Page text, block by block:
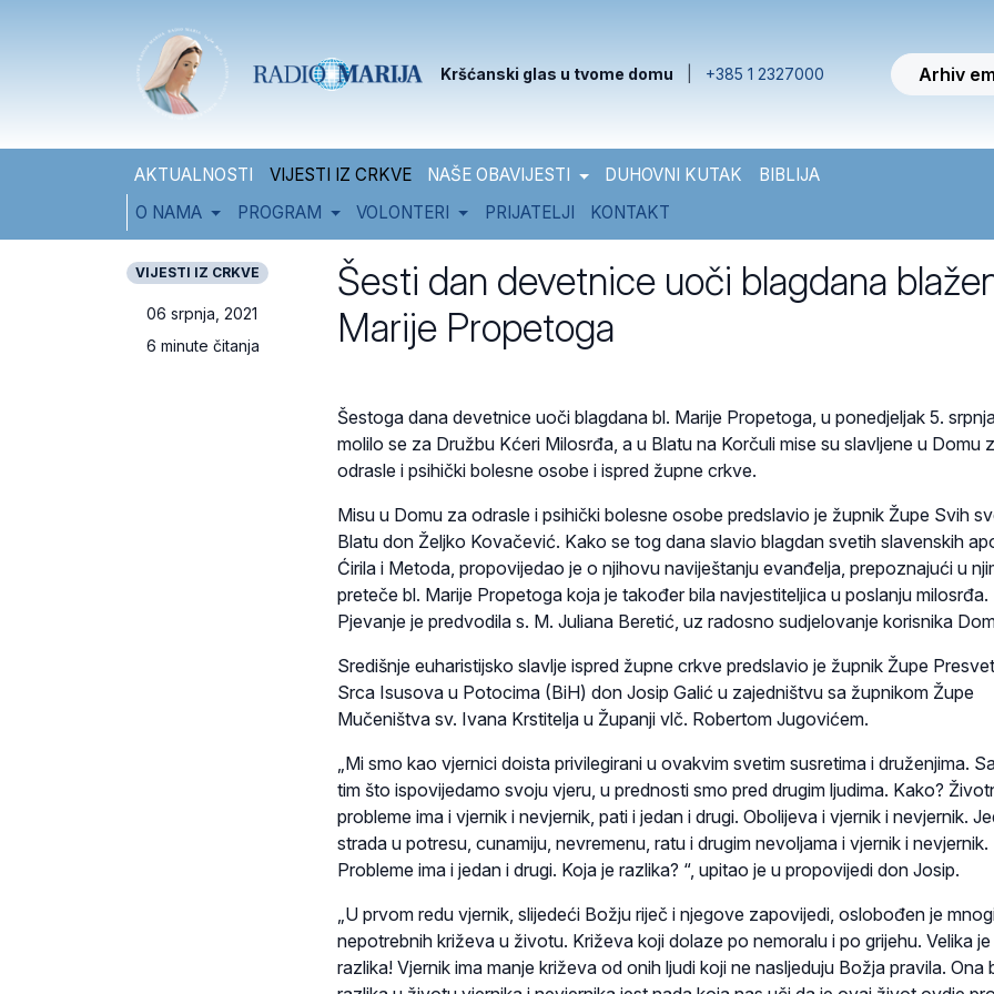
Kršćanski glas u tvome domu +385 1 2327000 Arhiv
AKTUALNOSTI VIJESTI IZ CRKVE NAŠE OBAVIJESTI DUHOVNI KUTAK
BIBLIJA
O NAMA
PROGRAM VOLONTERI PRIJATELJI KONTAKT
VIJESTI IZ CRKVE
06 srpnja, 2021
6 minute čitanja
Šesti dan devetnice uoči blagdana
Marije Propetoga
Šestoga dana devetnice uoči blagdana bl. Marije Propetoga, u ponedjeljak 5.
molilo se za Družbu Kćeri Milosrđa, a u Blatu na Korčuli mise su slavljene u Domu
odrasle i psihički bolesne osobe i ispred župne crkve.
Misu u Domu za odrasle i psihički bolesne osobe predslavio je župnik Župe Svih
Blatu don Željko Kovačević. Kako se tog dana slavio blagdan svetih slavenskih
Ćirila i Metoda, propovijedao je o njihovu naviještanju evanđelja, prepoznajući u
preteče bl. Marije Propetoga koja je također bila navjestiteljica u poslanju milosrđa.
Pjevanje je predvodila s. M. Juliana Beretić, uz radosno sudjelovanje korisnika
Središnje euharistijsko slavlje ispred župne crkve predslavio je župnik Župe
Srca Isusova u Potocima (BiH) don Josip Galić u zajedništvu sa župnikom Župe
Mučeništva sv. Ivana Krstitelja u Županji vlč. Robertom Jugovićem.
„Mi smo kao vjernici doista privilegirani u ovakvim svetim susretima i druženjima.
tim što ispovijedamo svoju vjeru, u prednosti smo pred drugim ljudima. Kako?
probleme ima i vjernik i nevjernik, pati i jedan i drugi. Obolijeva i vjernik i nevjernik.
strada u potresu, cunamiju, nevremenu, ratu i drugim nevoljama i vjernik i nevjernik.
Probleme ima i jedan i drugi. Koja je razlika? “, upitao je u propovijedi don Josip.
„U prvom redu vjernik, slijedeći Božju riječ i njegove zapovijedi, oslobođen je
nepotrebnih križeva u životu. Križeva koji dolaze po nemoralu i po grijehu. Velika
razlika! Vjernik ima manje križeva od onih ljudi koji ne nasljeduju Božja pravila. Ona